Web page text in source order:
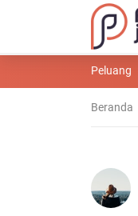
Peluang
Beranda